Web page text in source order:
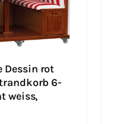
Dessin rot
6-
weiss,